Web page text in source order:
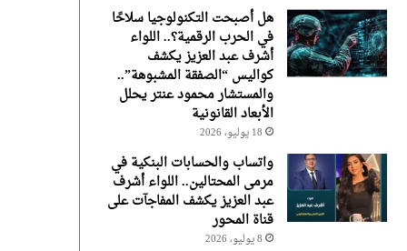
هل أصبحت التكنولوجيا سلاحًا
في الحرب الرقمية؟.. اللواء
أشرف عبد العزيز يكشف
كواليس “الصفقة المشبوهة”..
والمستشار محمود عنتر يحلل
الأبعاد القانونية
18 يوليو، 2026
واتساب والحسابات البنكية في
مرمى المحتالين.. اللواء أشرف
عبد العزيز يكشف المفاجآت على
قناة المحور
8 يوليو، 2026